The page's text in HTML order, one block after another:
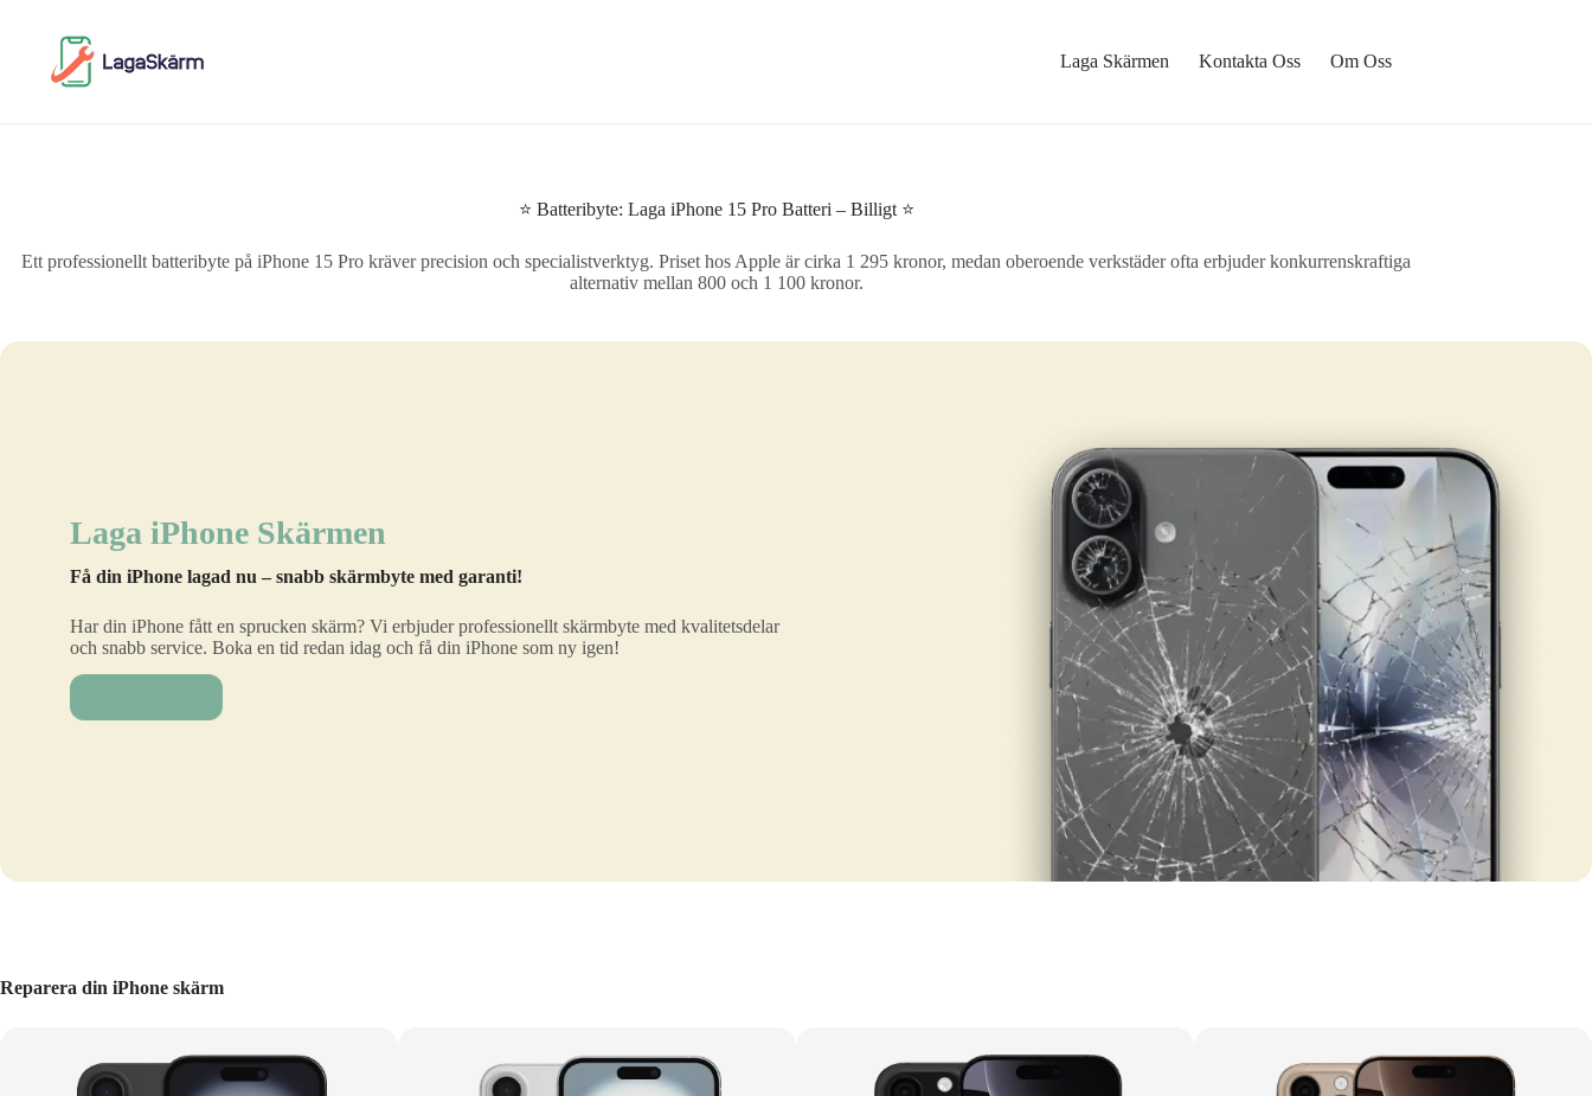
Laga Skärmen Kontakta Oss Om Oss
⭐ Batteribyte: Laga iPhone 15 Pro Batteri – Billigt ⭐
Ett professionellt batteribyte på iPhone 15 Pro kräver precision och specialistverktyg. Priset hos Apple är cirka 1 295 kronor, medan oberoende verkstäder ofta erbjuder konkurrenskraftiga
alternativ mellan 800 och 1 100 kronor.
Laga iPhone Skärmen
Få din iPhone lagad nu – snabb skärmbyte med garanti!
Har din iPhone fått en sprucken skärm? Vi erbjuder professionellt skärmbyte med kvalitetsdelar
och snabb service. Boka en tid redan idag och få din iPhone som ny igen!
Reparera din iPhone skärm